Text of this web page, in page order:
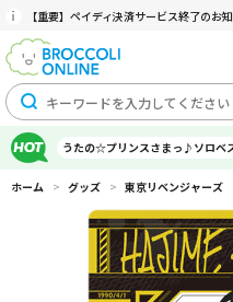
【重要】ペイディ決済サービス終了のお
うたの☆プリンスさまっ♪ソロベ
ホーム > グッズ > 東京リベンジャーズ